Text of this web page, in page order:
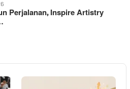
Perjalanan, Inspire Artistry